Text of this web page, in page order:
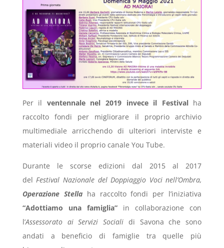
Per il ventennale nel 2019 invece il Festivalha
raccolto fondi per migliorare il proprio archivio
multimediale arricchendo di ulteriori interviste e
materiali video il proprio canale You Tube.
Durante le scorse edizioni dal 2015 al 2017
delFestival Nazionale del Doppiaggio Voci nell’Ombra,
Operazione Stellaha raccolto fondi per l’iniziativa
“Adottiamo una famiglia”in collaborazione con
l’Assessorato ai Servizi Sociali di Savona che sono
andati a beneficio di famiglie tra quelle più